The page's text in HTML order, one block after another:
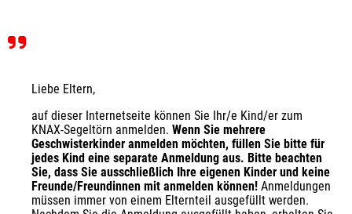
Liebe Eltern,
auf dieser Internetseite können Sie Ihr/e Kind/er zum
KNAX-Segeltörn anmelden. Wenn Sie mehrere
Geschwisterkinder anmelden möchten, füllen Sie bitte für
jedes Kind eine separate Anmeldung aus. Bitte beachten
Sie, dass Sie ausschließlich Ihre eigenen Kinder und keine
Freunde/Freundinnen mit anmelden können! Anmeldungen
müssen immer von einem Elternteil ausgefüllt werden.